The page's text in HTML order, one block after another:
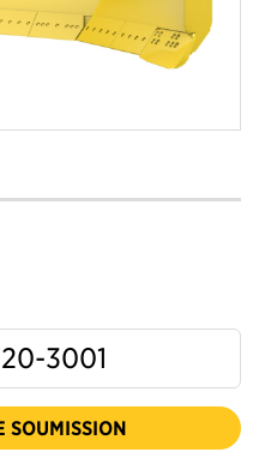
3001
SOUMISSION